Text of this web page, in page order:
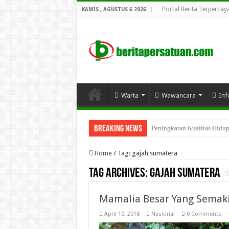
KAMIS , AGUSTUS 6 2026 Portal Berita
Warta Wawancara
Breaking News Peningkatan Kualitas
Penguatan Program
Home / Tag: gajah sumatera
Tag Archives:gajah sumatera
Mamalia Besar Yang
April 10, 2018 Nasional 0 Comments